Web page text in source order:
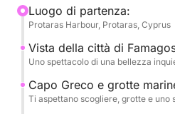
suggestive rovine della città
offrendoti una vista dal
Il percorso prosegue verso
naturali di Capo Greco, che
scogliere, grotte nascoste e
Luogo di partenza:
Protaras Harbour, Protaras, Cyprus
Vista della città di
Uno spettacolo di una bellezza
Capo Greco e grotte
Ti aspettano scogliere, grotte e uno